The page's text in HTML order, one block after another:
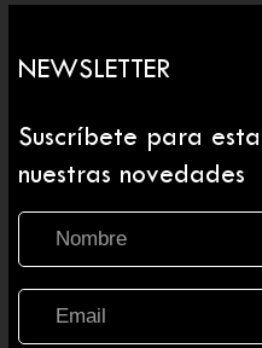
NEWSLETTER
Suscríbete para
nuestras novedades